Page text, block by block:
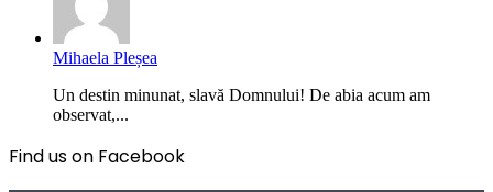
Mihaela Pleșea
Un destin minunat, slavă Domnului! De abia acum am
observat,...
Find us on Facebook